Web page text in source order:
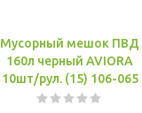
Мусорный мешок ПВД
160л черный AVIORA
10шт/рул. (15) 106-065